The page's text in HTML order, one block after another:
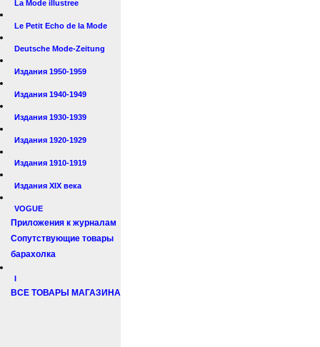
La Mode illustree
Le Petit Echo de la Mode
Deutsche Mode-Zeitung
Издания 1950-1959
Издания 1940-1949
Издания 1930-1939
Издания 1920-1929
Издания 1910-1919
Издания XIX века
VOGUE
Приложения к журналам
Сопутствующие товары
барахолка
I
ВСЕ ТОВАРЫ МАГАЗИНА